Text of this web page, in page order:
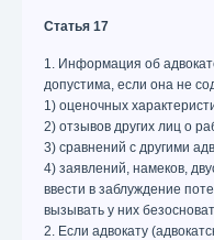
Статья 17
1. Информация об
допустима, если она не
1) оценочных
2) отзывов других лиц о
3) сравнений с другими
4) заявлений, намеков,
ввести в заблуждение
вызывать у них
2. Если адвокату